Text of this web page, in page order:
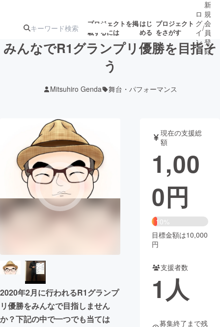
プロジェクトを掲
載するには
はじ
める
プロジェクト
をさがす
ターン
注目の新着プロ
ジェクト
募集終了が近いプ
ロジェクト
されます
アート・写真 音楽
テクノロジー・ガジェット ゲーム・サ
映像・映画 書籍・雑誌
ビジネス・起業 チャレンジ
CAMPFIRE for Social Good
CAMPFIRE Creation
CAMPFIREふるさと納税
コミュニティ
ロ
グ
イ
ン
/
新
規
会
員
登
録
みんなでR1グランプリ優勝を目指そ
う
Mitsuhiro Genda 舞台・パフォーマンス
2020年2月に行われるR1グランプ
リ優勝をみんなで目指しません
か？下記の中で一つでも当ては
現在の支援総
額
1,00
0円
10%
目標金額は10,000
円
支援者数
1人
募集終了まで残